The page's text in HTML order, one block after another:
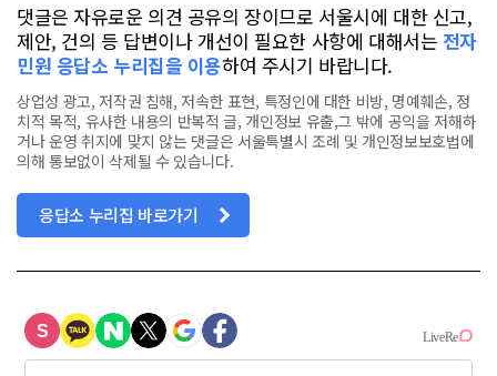
댓글은 자유로운 의견 공유의 장이므로 서울시에 대한 신고,
제안, 건의 등 답변이나 개선이 필요한 사항에 대해서는 전자
민원 응답소 누리집을 이용하여 주시기 바랍니다.
상업성 광고, 저작권 침해, 저속한 표현, 특정인에 대한 비방, 명예훼손, 정
치적 목적, 유사한 내용의 반복적 글, 개인정보 유출,그 밖에 공익을 저해하
거나 운영 취지에 맞지 않는 댓글은 서울특별시 조례 및 개인정보보호법에
의해 통보없이 삭제될 수 있습니다.
응답소 누리집 바로가기